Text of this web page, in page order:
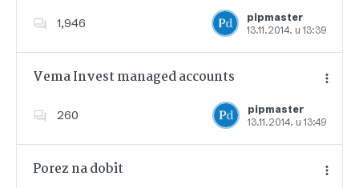
1,946
pipmaster
13.11.2014. u 13:39
Dodajte u favorite
Vema Invest managed accounts
260
pipmaster
13.11.2014. u 13:49
Dodajte u favorite
Porez na dobit